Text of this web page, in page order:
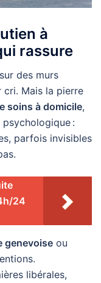
à
rassure
des murs
cri. Mais la pierre
soins à domicile,
:
parfois invisibles
24
genevoise ou
libérales,